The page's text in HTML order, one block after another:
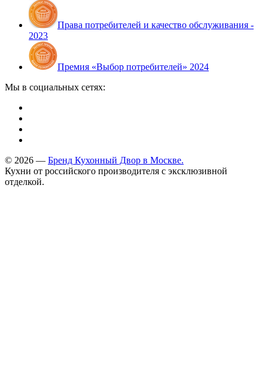
Права потребителей и качество обслуживания -
2023
Премия «Выбор потребителей» 2024
Мы в социальных сетях:
© 2026 — Бренд Кухонный Двор в Москве.
Кухни от российского производителя с эксклюзивной
отделкой.